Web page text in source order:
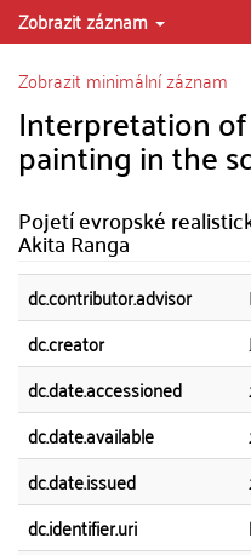
Zobrazit záznam
Zobrazit minimální záznam
Interpretation
painting in the
Pojetí evropské
Akita Ranga
dc.contributor.advisor
dc.creator
dc.date.accessioned
dc.date.available
dc.date.issued
dc.identifier.uri